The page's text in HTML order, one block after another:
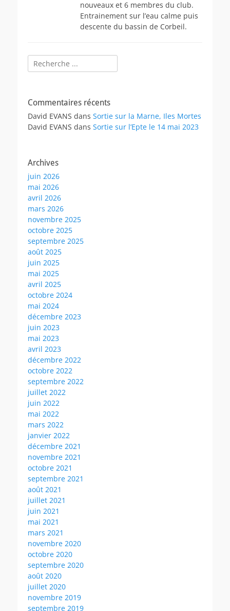
nouveaux et 6 membres du club.
Entrainement sur l’eau calme puis
descente du bassin de Corbeil.
Rechercher :
Commentaires récents
David EVANS dans Sortie sur la Marne, Iles Mortes
David EVANS dans Sortie sur l’Epte le 14 mai 2023
Archives
juin 2026
mai 2026
avril 2026
mars 2026
novembre 2025
octobre 2025
septembre 2025
août 2025
juin 2025
mai 2025
avril 2025
octobre 2024
mai 2024
décembre 2023
juin 2023
mai 2023
avril 2023
décembre 2022
octobre 2022
septembre 2022
juillet 2022
juin 2022
mai 2022
mars 2022
janvier 2022
décembre 2021
novembre 2021
octobre 2021
septembre 2021
août 2021
juillet 2021
juin 2021
mai 2021
mars 2021
novembre 2020
octobre 2020
septembre 2020
août 2020
juillet 2020
novembre 2019
septembre 2019